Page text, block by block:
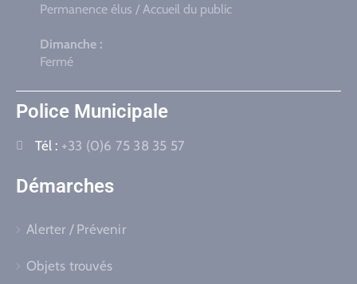
Permanence élus / Accueil du public
Dimanche :
Fermé
Police Municipale
Tél : +33 (0)6 75 38 35 57
Démarches
Alerter / Prévenir
Objets trouvés